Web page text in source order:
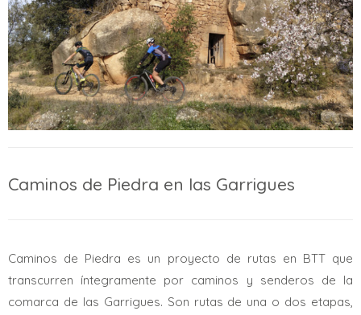
Caminos de Piedra en las Garrigues
Caminos de Piedra es un proyecto de rutas en BTT que
transcurren íntegramente por caminos y senderos de la
comarca de las Garrigues. Son rutas de una o dos etapas,